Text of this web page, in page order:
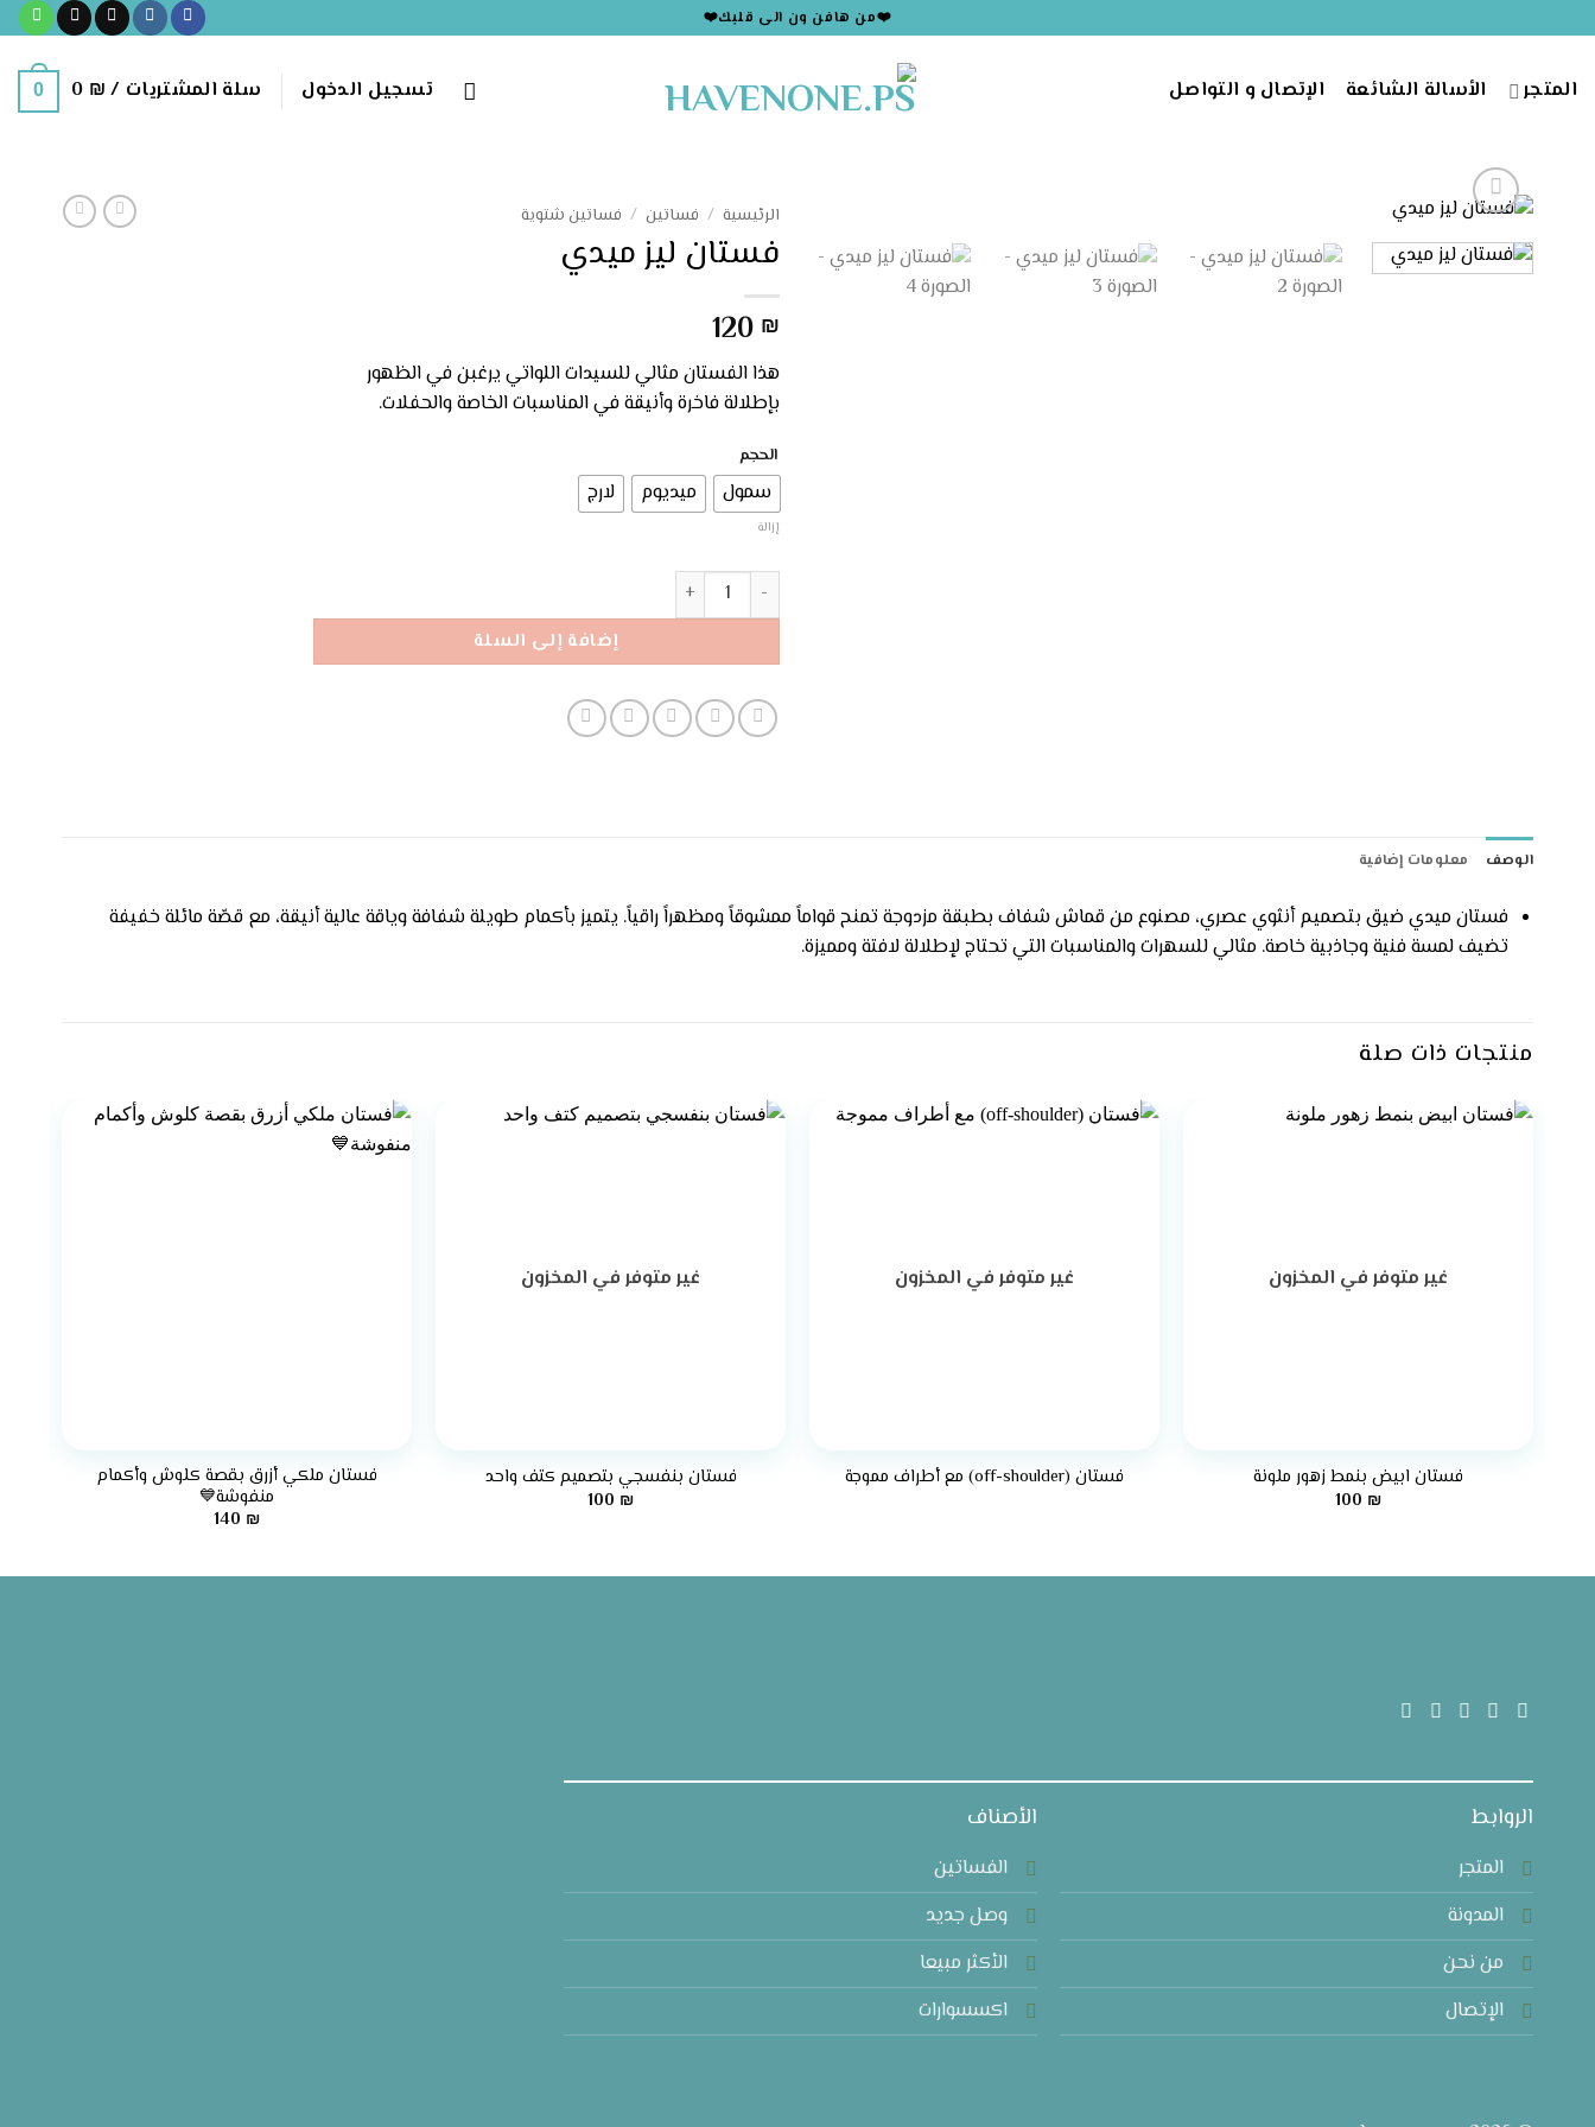
للمحتوى
❤️من هافن ون الى قلبك❤️
المتجر الأسالة الشائعة الإتصال و التواصل تسجيل الدخول سلة المشتريات / 0 ₪
0
الرئيسية / فساتين / فساتين شتوية
فستان ليز ميدي
120 ₪
هذا الفستان مثالي للسيدات اللواتي يرغبن في الظهور
بإطلالة فاخرة وأنيقة في المناسبات الخاصة والحفلات.
الحجم
سمول ميديوم لارج
إزالة
كمية فستان ليز ميدي
إضافة إلى السلة
الوصف معلومات إضافية
فستان ميدي ضيق بتصميم أنثوي عصري، مصنوع من قماش شفاف بطبقة مزدوجة تمنح قواماً ممشوقاً ومظهراً راقياً. يتميز بأكمام طويلة شفافة وياقة عالية أنيقة، مع قصّة مائلة خفيفة
تضيف لمسة فنية وجاذبية خاصة. مثالي للسهرات والمناسبات التي تحتاج لإطلالة لافتة ومميزة.
منتجات ذات صلة
غير متوفر في المخزون
فستان ابيض بنمط زهور ملونة
100 ₪
غير متوفر في المخزون
فستان (off-shoulder) مع أطراف مموجة
غير متوفر في المخزون
فستان بنفسجي بتصميم كتف واحد
100 ₪
فستان ملكي أزرق بقصة كلوش وأكمام
منفوشة💙
140 ₪
الروابط
المتجر
المدونة
من نحن
الإتصال
الأصناف
الفساتين
وصل جديد
الأكثر مبيعا
اكسسوارات